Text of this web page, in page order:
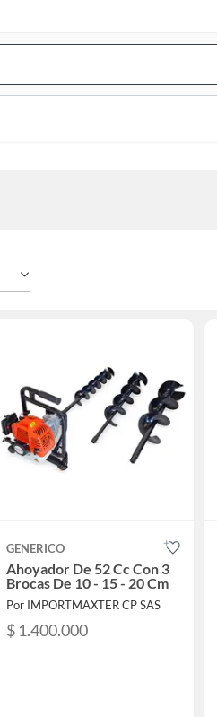
Bar
GENERICO
Ahoyador De 52 Cc Con 3
Brocas De 10 - 15 - 20 Cm
Por IMPORTMAXTER CP SAS
$ 1.400.000